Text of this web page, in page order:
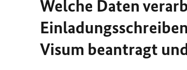
Welche Daten
Visum beantragt